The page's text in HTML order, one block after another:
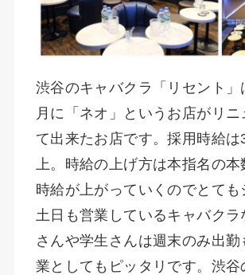
渋谷のキャバクラ「リセント」
月に「ネオ」というお店がリニ
て出来たお店です。採用時給は
上。時給の上げ方は本指名の
時給が上がっていくのでとても
土日も営業しているキャバク
さんや学生さんは週末のみ出勤
業としてもピッタリです。渋谷